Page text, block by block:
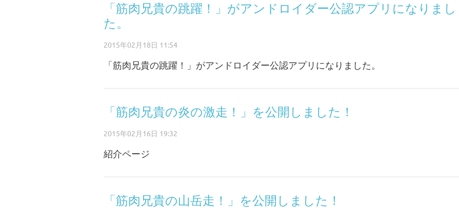
「筋肉兄貴の跳躍！」がアンドロイダー公認アプリになりまし
た。
2015年02月18日 11:54
「筋肉兄貴の跳躍！」がアンドロイダー公認アプリになりました。
「筋肉兄貴の炎の激走！」を公開しました！
2015年02月16日 19:32
紹介ページ
「筋肉兄貴の山岳走！」を公開しました！